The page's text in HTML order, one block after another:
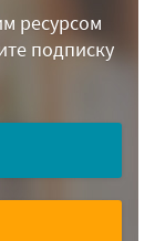
ресурсом
подписку